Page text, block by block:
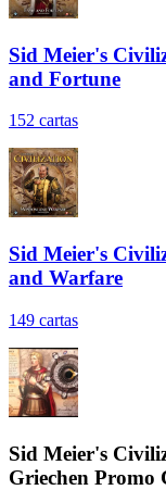
Sid Meier's
and Fortune
152 cartas
Sid Meier's
and Warfare
149 cartas
Sid Meier's
Griechen Promo